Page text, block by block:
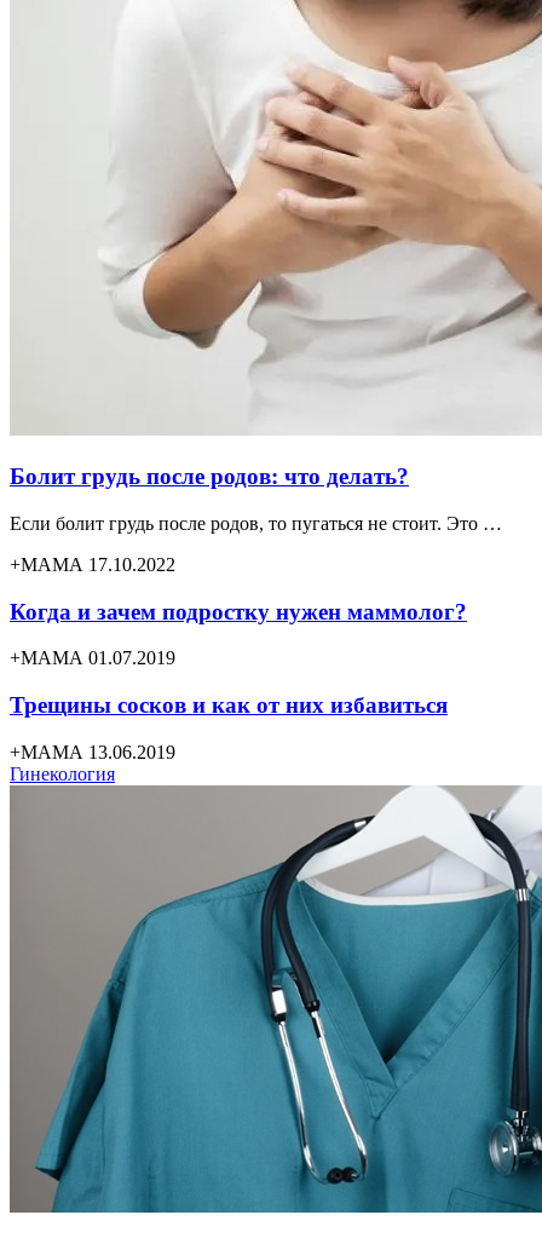
Болит грудь после родов: что делать?
Если болит грудь после родов, то пугаться не стоит. Это …
+МАМА 17.10.2022
Когда и зачем подростку нужен маммолог?
+МАМА 01.07.2019
Трещины сосков и как от них избавиться
+МАМА 13.06.2019
Гинекология